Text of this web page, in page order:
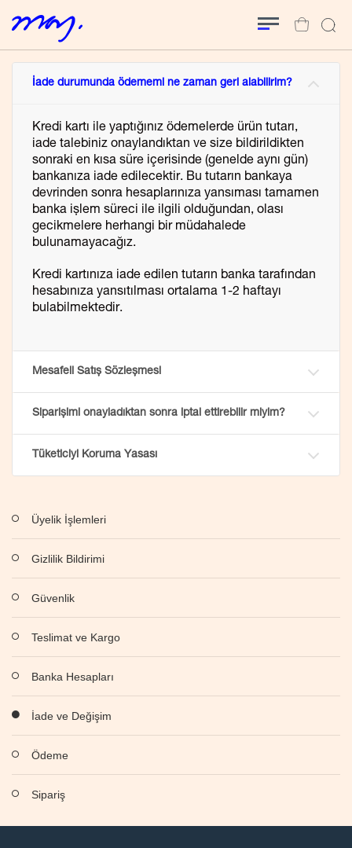
İade durumunda ödememi ne zaman geri alabilirim?
Kredi kartı ile yaptığınız ödemelerde ürün tutarı,
iade talebiniz onaylandıktan ve size bildirildikten
sonraki en kısa süre içerisinde (genelde aynı gün)
bankanıza iade edilecektir. Bu tutarın bankaya
devrinden sonra hesaplarınıza yansıması tamamen
banka işlem süreci ile ilgili olduğundan, olası
gecikmelere herhangi bir müdahalede
bulunamayacağız.
Kredi kartınıza iade edilen tutarın banka tarafından
hesabınıza yansıtılması ortalama 1-2 haftayı
bulabilmektedir.
Mesafeli Satış Sözleşmesi
Siparişimi onayladıktan sonra iptal ettirebilir miyim?
Tüketiciyi Koruma Yasası
Üyelik İşlemleri
Gizlilik Bildirimi
Güvenlik
Teslimat ve Kargo
Banka Hesapları
İade ve Değişim
Ödeme
Sipariş